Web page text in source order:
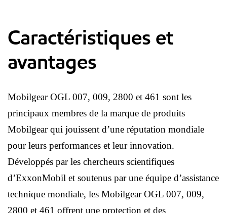
Caractéristiques et
avantages
Mobilgear OGL 007, 009, 2800 et 461 sont les
principaux membres de la marque de produits
Mobilgear qui jouissent d’une réputation mondiale
pour leurs performances et leur innovation.
Développés par les chercheurs scientifiques
d’ExxonMobil et soutenus par une équipe d’assistance
technique mondiale, les Mobilgear OGL 007, 009,
2800 et 461 offrent une protection et des